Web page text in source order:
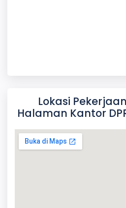
Lokasi
Halaman Kantor